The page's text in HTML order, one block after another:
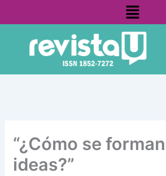
Menú
“¿Cómo se
ideas?”